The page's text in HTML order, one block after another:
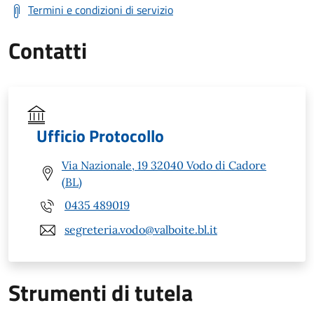
Termini e condizioni di servizio
Contatti
Ufficio Protocollo
Via Nazionale, 19 32040 Vodo di Cadore
(BL)
0435 489019
segreteria.vodo@valboite.bl.it
Strumenti di tutela